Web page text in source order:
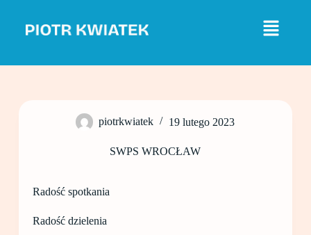
j
piotrkwiatek 19 lutego 2023
SWPS WROCŁAW
Radość spotkania
Radość dzielenia